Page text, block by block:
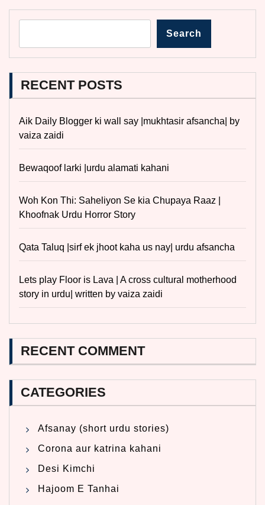
Search
RECENT POSTS
Aik Daily Blogger ki wall say |mukhtasir afsancha| by
vaiza zaidi
Bewaqoof larki |urdu alamati kahani
Woh Kon Thi: Saheliyon Se kia Chupaya Raaz |
Khoofnak Urdu Horror Story
Qata Taluq |sirf ek jhoot kaha us nay| urdu afsancha
Lets play Floor is Lava | A cross cultural motherhood
story in urdu| written by vaiza zaidi
RECENT COMMENT
CATEGORIES
Afsanay (short urdu stories)
Corona aur katrina kahani
Desi Kimchi
Hajoom E Tanhai